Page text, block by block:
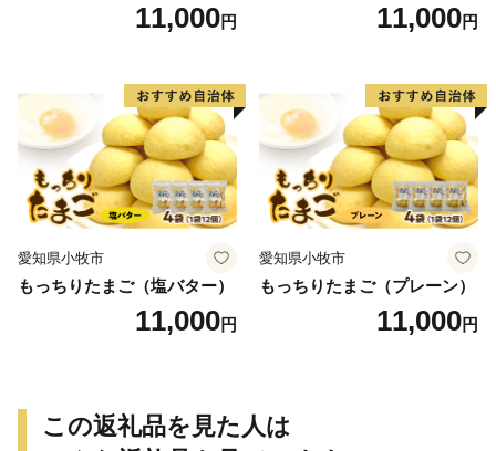
11,000円 11,000円
愛知県小牧市
もっちりたまご（塩バター）
11,000円
愛知県小牧市
もっちりたまご（プレーン）
11,000円
この返礼品を見た人は